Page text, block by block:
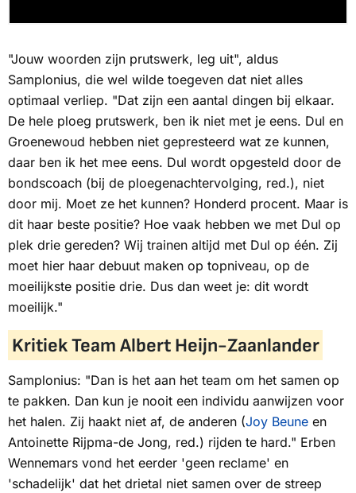
"Jouw woorden zijn prutswerk, leg uit", aldus
Samplonius, die wel wilde toegeven dat niet alles
optimaal verliep. "Dat zijn een aantal dingen bij elkaar.
De hele ploeg prutswerk, ben ik niet met je eens. Dul en
Groenewoud hebben niet gepresteerd wat ze kunnen,
daar ben ik het mee eens. Dul wordt opgesteld door de
bondscoach (bij de ploegenachtervolging, red.), niet
door mij. Moet ze het kunnen? Honderd procent. Maar is
dit haar beste positie? Hoe vaak hebben we met Dul op
plek drie gereden? Wij trainen altijd met Dul op één. Zij
moet hier haar debuut maken op topniveau, op de
moeilijkste positie drie. Dus dan weet je: dit wordt
moeilijk."
Kritiek Team Albert Heijn-Zaanlander
Samplonius: "Dan is het aan het team om het samen op
te pakken. Dan kun je nooit een individu aanwijzen voor
het halen. Zij haakt niet af, de anderen (Joy Beune en
Antoinette Rijpma-de Jong, red.) rijden te hard." Erben
Wennemars vond het eerder 'geen reclame' en
'schadelijk' dat het drietal niet samen over de streep